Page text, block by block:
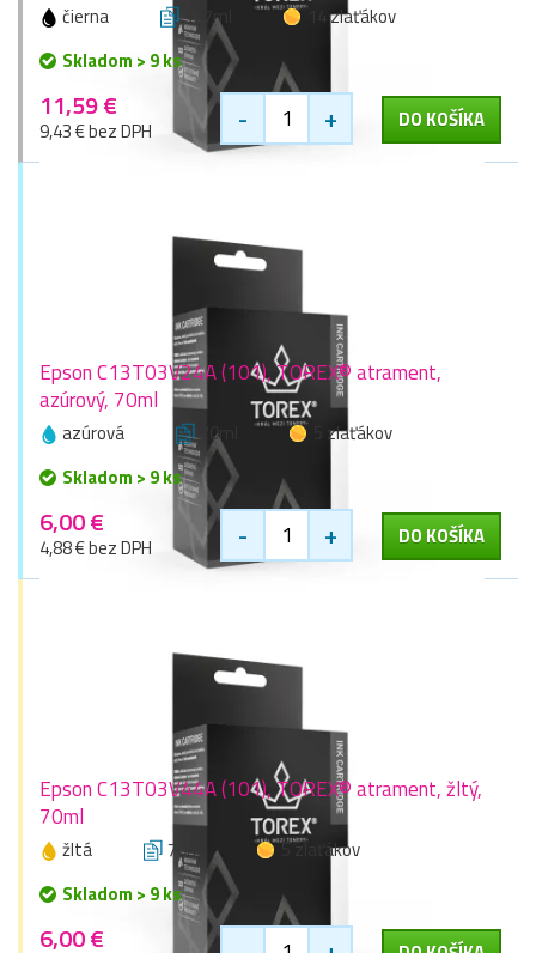
čierna 127ml
14 zlaťákov
Skladom > 9 ks
11,59 €
9,43 € bez DPH - + DO KOŠÍKA
Epson C13T03V24A (101), TOREX® atrament,
azúrový, 70ml
azúrová 70ml
5 zlaťákov
Skladom > 9 ks
6,00 €
4,88 € bez DPH - + DO KOŠÍKA
Epson C13T03V44A (101), TOREX® atrament, žltý,
70ml
žltá 70ml
5 zlaťákov
Skladom > 9 ks
6,00 €